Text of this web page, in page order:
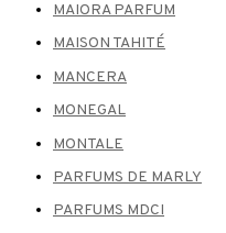
MAIORA PARFUM
MAISON TAHITÉ
MANCERA
MONEGAL
MONTALE
PARFUMS DE MARLY
PARFUMS MDCI